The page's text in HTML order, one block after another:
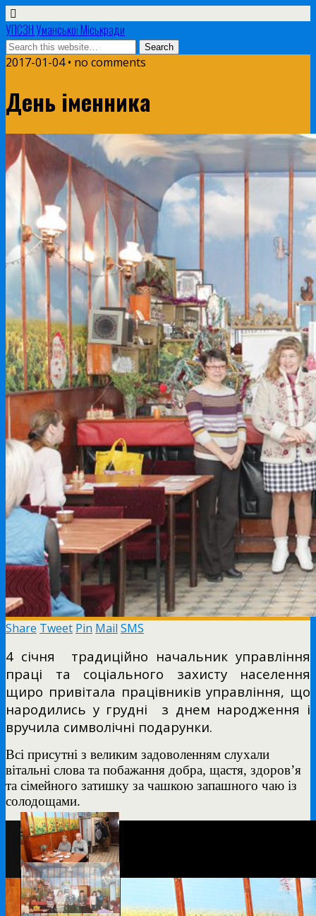
УПСЗН Уманської Міськради
2017-01-04 • no comments
День іменника
Share Tweet Pin Mail SMS
4 січня традиційно начальник управління
праці та соціального захисту населення
щиро привітала працівників управління, що
народились у грудні
з днем народження і
вручила символічні подарунки.
Всі присутні з великим задоволенням слухали
вітальні слова та побажання добра, щастя, здоров’я
та сімейного затишку за чашкою запашного чаю із
солодощами.